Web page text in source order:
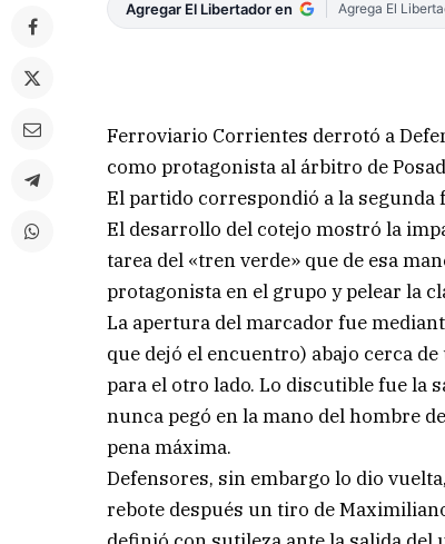
Agregar El Libertador en Agrega El
Ferroviario Corrientes derrotó a
como protagonista al árbitro de
El partido correspondió a la segunda
El desarrollo del cotejo mostró la
tarea del «tren verde» que de esa
protagonista en el grupo y pelear la
La apertura del marcador fue
que dejó el encuentro) abajo cerca
para el otro lado. Lo discutible fue la
nunca pegó en la mano del hombre
pena máxima.
Defensores, sin embargo lo dio
rebote después un tiro de